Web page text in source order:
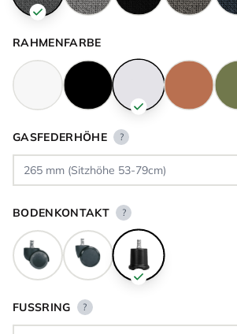
RAHMENFARBE
GASFEDERHÖHE ?
BODENKONTAKT ?
FUSSRING ?